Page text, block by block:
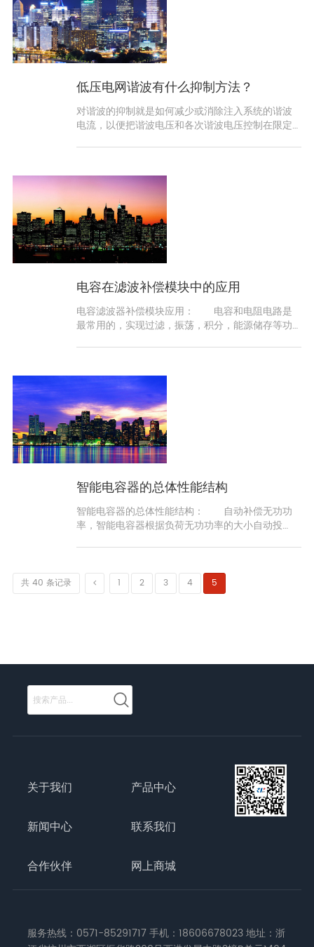
低压电网谐波有什么抑制方法？
对谐波的抑制就是如何减少或消除注入系统的谐波
电流，以便把谐波电压和各次谐波电压控制在限定
电容在滤波补偿模块中的应用
电容滤波器补偿模块应用： 电容和电阻电路是
最常用的，实现过滤，振荡，积分，能源储存等功
智能电容器的总体性能结构
智能电容器的总体性能结构： 自动补偿无功功
率，智能电容器根据负荷无功功率的大小自动投
共 40 条记录 1 2 3 4 5
关于我们 产品中心
新闻中心 联系我们
合作伙伴 网上商城
服务热线：0571-85291717 手机：18606678023 地址：浙